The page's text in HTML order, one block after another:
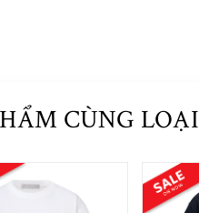
CÙNG LOẠI